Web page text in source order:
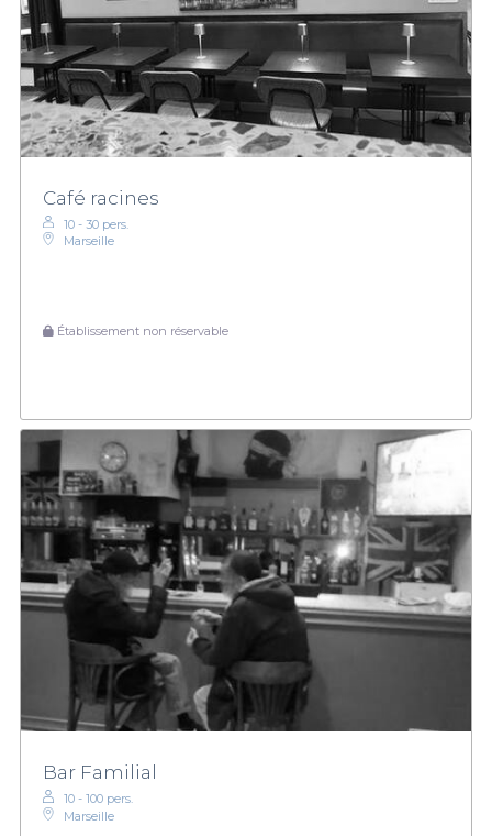
Café racines
10 - 30 pers.
Marseille
Établissement non réservable
Bar Familial
10 - 100 pers.
Marseille